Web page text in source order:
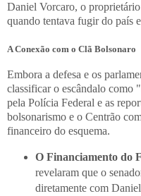
Daniel Vorcaro, o
quando tentava fugir do país
A Conexão com o Clã Bolsonaro
Embora a defesa e os
classificar o escândalo como
pela Polícia Federal e as
bolsonarismo e o Centrão
financeiro do esquema.
O Financiamento do
revelaram que o
diretamente com